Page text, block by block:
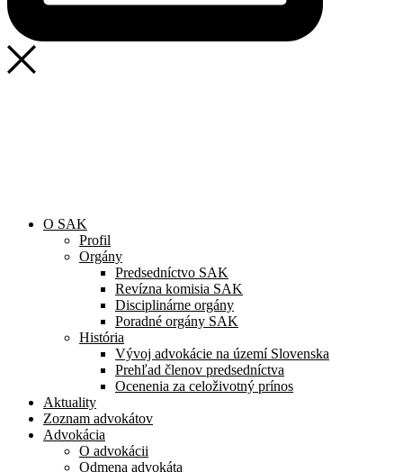
O SAK
Profil
Orgány
Predsedníctvo SAK
Revízna komisia SAK
Disciplinárne orgány
Poradné orgány SAK
História
Vývoj advokácie na území Slovenska
Prehľad členov predsedníctva
Ocenenia za celoživotný prínos
Aktuality
Zoznam advokátov
Advokácia
O advokácii
Odmena advokáta